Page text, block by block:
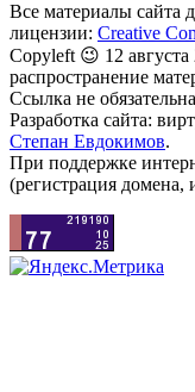
Все материалы сайта
лицензии: Creative
Copyleft 😉 12
распространение
Ссылка не
Разработка сайта:
Степан Евдокимов.
При поддержке
(регистрация домена,